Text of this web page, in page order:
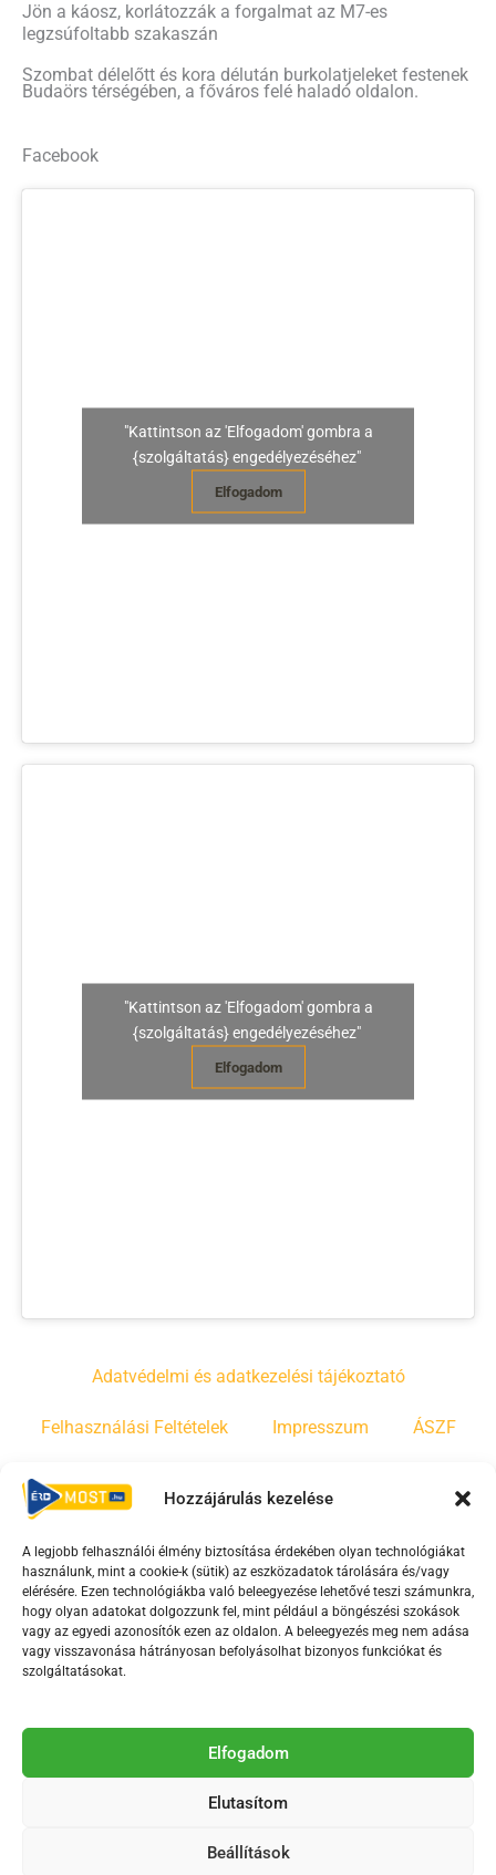
Hozzájárulás kezelése
A legjobb felhasználói élmény biztosítása érdekében olyan technológiákat
használunk, mint a cookie-k (sütik) az eszközadatok tárolására és/vagy
elérésére. Ezen technológiákba való beleegyezése lehetővé teszi számunkra,
hogy olyan adatokat dolgozzunk fel, mint például a böngészési szokások
vagy az egyedi azonosítók ezen az oldalon. A beleegyezés meg nem adása
vagy visszavonása hátrányosan befolyásolhat bizonyos funkciókat és
szolgáltatásokat.
Elfogadom
Elutasítom
Beállítások
Jön a káosz, korlátozzák a forgalmat az M7-es
legzsúfoltabb szakaszán
Szombat délelőtt és kora délután burkolatjeleket festenek
Budaörs térségében, a főváros felé haladó oldalon.
Facebook
"Kattintson az 'Elfogadom' gombra a
{szolgáltatás} engedélyezéséhez"
Elfogadom
"Kattintson az 'Elfogadom' gombra a
{szolgáltatás} engedélyezéséhez"
Elfogadom
Adatvédelmi és adatkezelési tájékoztató
Felhasználási Feltételek Impresszum ÁSZF
Irányelvek
F
a
c
e
b
o
-
Y
o
u
t
u
e
s
T
i
k
t
Az Érd Média médiaszolgáltatási tevékenységét a
Médiatanács a Magyar Média Mecenatúra program
2018-2026. © Minden jog fenntartva, Érd Megyei Jogú Város